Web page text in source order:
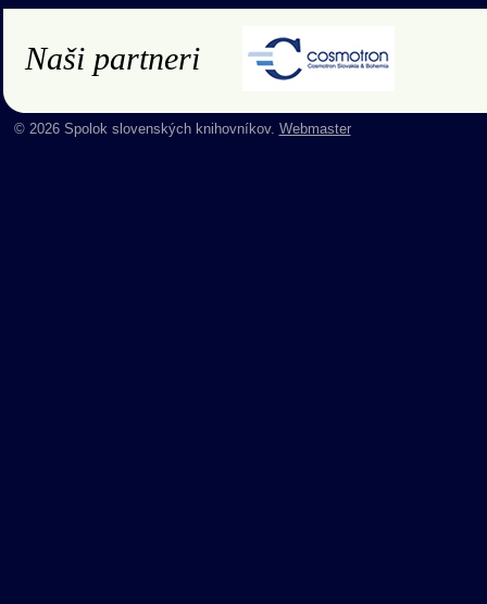
Naši partneri
© 2026 Spolok slovenských knihovníkov. Webmaster